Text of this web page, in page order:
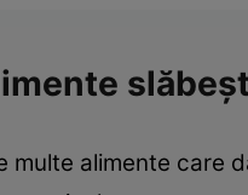
multe alimente care